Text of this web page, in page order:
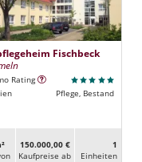
Fischbeck
Rating
Pflege, Bestand
150.000,00 €
Kaufpreise ab
1
Ein­heiten